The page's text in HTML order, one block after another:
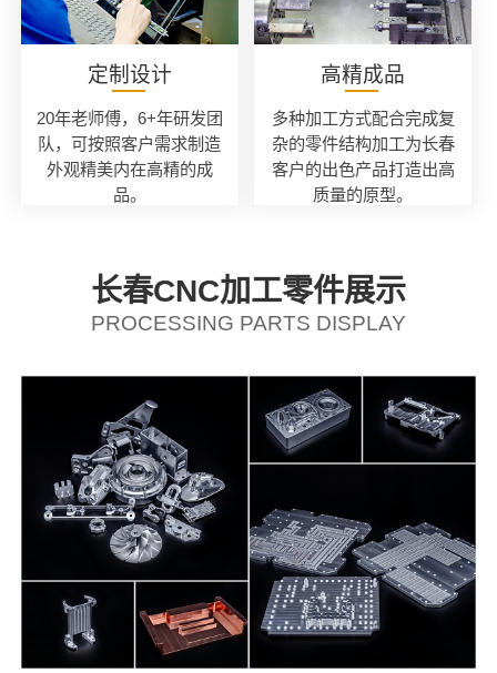
定制设计
20年老师傅，6+年研发团
队，可按照客户需求制造
外观精美内在高精的成
品。
高精成品
多种加工方式配合完成复
杂的零件结构加工为长春
客户的出色产品打造出高
质量的原型。
长春CNC加工零件展示
PROCESSING PARTS DISPLAY